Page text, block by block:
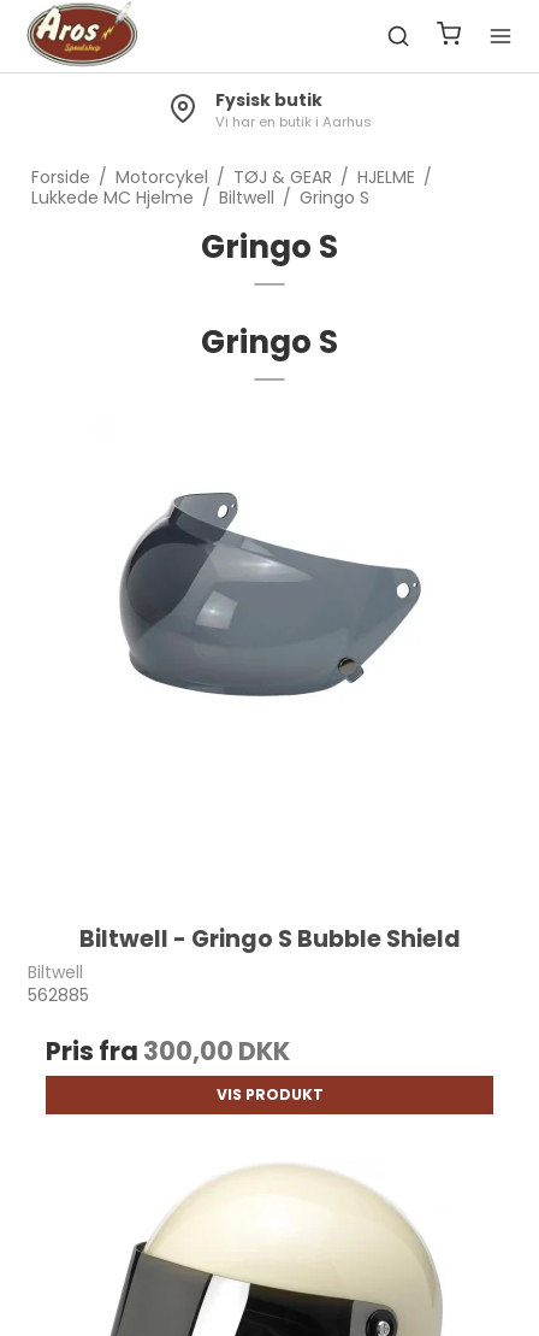
Fragt 49kr.
Gratis til pakkeshop ved køb over 1300kr.
Forside / Motorcykel / TØJ & GEAR / HJELME /
Lukkede MC Hjelme / Biltwell / Gringo S
Gringo S
Gringo S
Biltwell - Gringo S Bubble Shield
Biltwell
562885
Pris fra 300,00 DKK
VIS PRODUKT